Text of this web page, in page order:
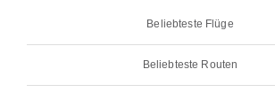
Beliebteste Flüge
Beliebteste Routen